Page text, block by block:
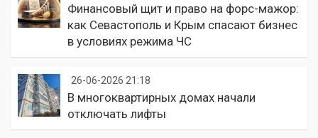
Финансовый щит и право на форс-мажор:
как Севастополь и Крым спасают бизнес
в условиях режима ЧС
26-06-2026 21:18
В многоквартирных домах начали
отключать лифты